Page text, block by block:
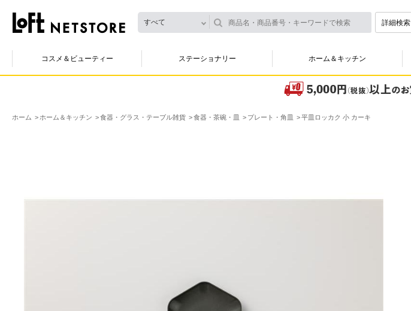
すべて 詳細検索
コスメ＆ビューティー ステーショナリー ホーム＆キッチン
ホーム ホーム＆キッチン 食器・グラス・テーブル雑貨 食器・茶碗・皿 プレート・角皿 平皿ロッカク 小 カーキ